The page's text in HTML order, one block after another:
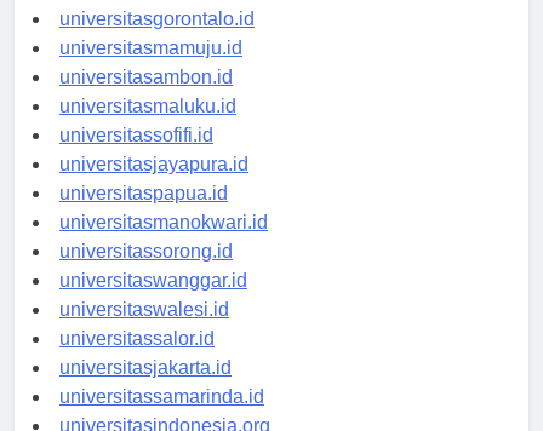
universitaskendari.id
universitasgorontalo.id
universitasmamuju.id
universitasambon.id
universitasmaluku.id
universitassofifi.id
universitasjayapura.id
universitaspapua.id
universitasmanokwari.id
universitassorong.id
universitaswanggar.id
universitaswalesi.id
universitassalor.id
universitasjakarta.id
universitassamarinda.id